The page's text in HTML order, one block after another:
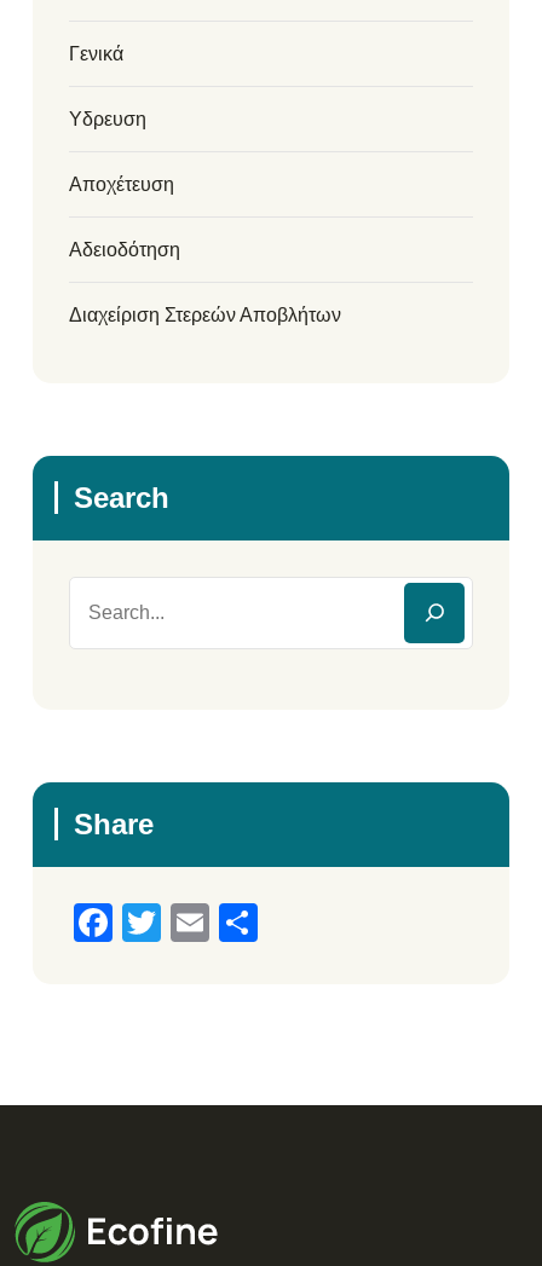
Γενικά
Υδρευση
Αποχέτευση
Αδειοδότηση
Διαχείριση Στερεών Αποβλήτων
Search
Share
Facebook
TwitterEmail